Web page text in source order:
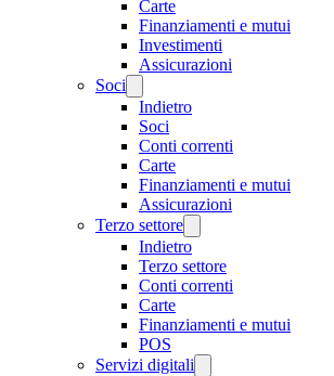
Carte
Finanziamenti e mutui
Investimenti
Assicurazioni
Soci
Indietro
Soci
Conti correnti
Carte
Finanziamenti e mutui
Assicurazioni
Terzo settore
Indietro
Terzo settore
Conti correnti
Carte
Finanziamenti e mutui
POS
Servizi digitali